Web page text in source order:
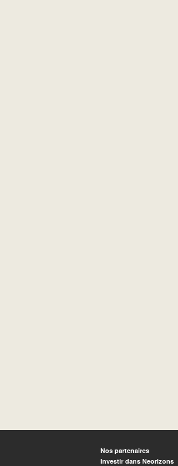
Nos partenaires
Investir dans Neorizons